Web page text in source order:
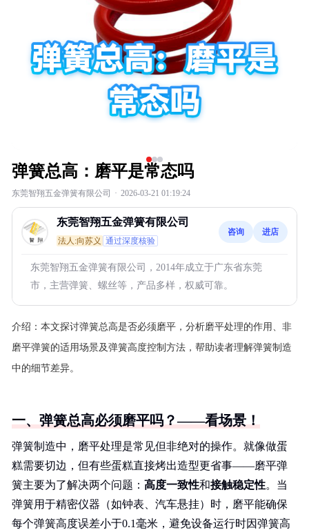
弹簧总高：磨平是常态吗
东莞智翔五金弹簧有限公司 · 2026-03-21 01:19:24
东莞智翔五金弹簧有限公司
法人:向苏义 通过深度核验
咨询 进店
东莞智翔五金弹簧有限公司，2014年成立于广东省东莞
市，主营弹簧、螺丝等，产品多样，权威可靠。
介绍： 本文探讨弹簧总高是否必须磨平，分析磨平处理的作用、非
磨平弹簧的适用场景及弹簧高度控制方法，帮助读者理解弹簧制造
中的细节差异。
一、弹簧总高必须磨平吗？——看场景！
弹簧制造中，磨平处理是常见但非绝对的操作。就像做蛋
糕需要切边，但有些蛋糕直接烤出造型更省事——磨平弹
簧主要为了解决两个问题： 高度一致性和接触稳定性。当
弹簧用于精密仪器（如钟表、汽车悬挂）时，磨平能确保
每个弹簧高度误差小于0.1毫米，避免设备运行时因弹簧高